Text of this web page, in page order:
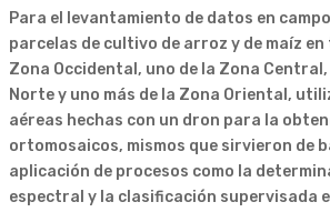
Para el levantamiento de datos en
parcelas de cultivo de arroz y de maíz
Zona Occidental, uno de la Zona
Norte y uno más de la Zona Oriental,
aéreas hechas con un dron para la
ortomosaicos, mismos que sirvieron de
aplicación de procesos como la
espectral y la clasificación supervisada